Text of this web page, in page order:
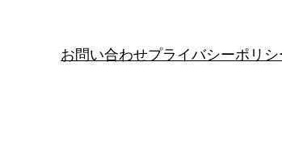
お問い合わせプライバシーポリシ